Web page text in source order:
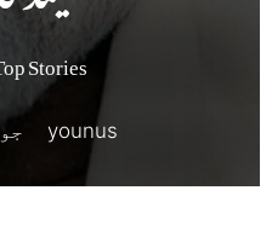
Stories
younus